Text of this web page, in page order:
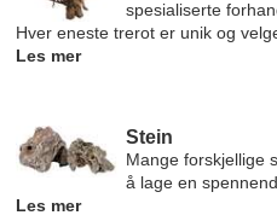
spesialiserte
Hver eneste trerot er unik og
Les mer
Stein
Mange forskjellige
å lage en
Les mer